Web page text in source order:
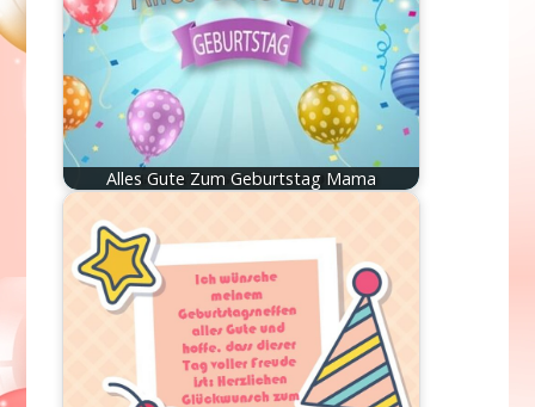
Alles Gute Zum Geburtstag Mama